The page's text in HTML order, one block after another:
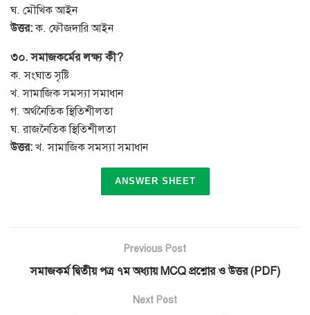
ঘ. মৌখিক আইন
উত্তর:ক. ফৌজদারি আইন
৩০. সমাজকর্মের লক্ষ্য কী?
ক. সংঘাত সৃষ্টি
খ. সামাজিক সমস্যা সমাধান
গ. অর্থনৈতিক স্থিতিশীলতা
ঘ. রাজনৈতিক স্থিতিশীলতা
উত্তর: খ. সামাজিক সমস্যা সমাধান
ANSWER SHEET
Previous Post
সমাজকর্ম দ্বিতীয় পত্র ৭ম অধ্যায় MCQ প্রশ্নোর ও উত্তর (PDF)
Next Post